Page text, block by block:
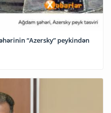
“Azersky” peykindən